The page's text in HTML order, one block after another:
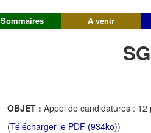
Sommaires A venir
OBJET : Appel de candidatures :
(Télécharger le PDF (934ko))